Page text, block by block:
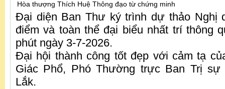
Hòa thượng Thích Huệ Thông đạo từ chứng minh
Đại diện Ban Thư ký trình dự thảo Nghị
điểm và toàn thể đại biểu nhất trí thông
phút ngày 3-7-2026.
Đại hội thành công tốt đẹp với cảm tạ
Giác Phổ, Phó Thường trực Ban Trị sự
Lắk.